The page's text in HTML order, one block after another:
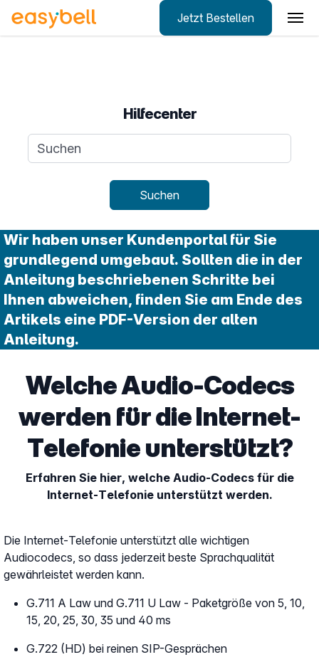
Jetzt Bestellen
Hilfecenter
Suchanfrage
Suchen
Wir haben unser Kundenportal für Sie
grundlegend umgebaut. Sollten die in der
Anleitung beschriebenen Schritte bei
Ihnen abweichen, finden Sie am Ende des
Artikels eine PDF-Version der alten
Anleitung.
Welche Audio-Codecs
werden für die Internet-
Telefonie unterstützt?
Erfahren Sie hier, welche Audio-Codecs für die
Internet-Telefonie unterstützt werden.
Die Internet-Telefonie unterstützt alle wichtigen
Audiocodecs, so dass jederzeit beste Sprachqualität
gewährleistet werden kann.
G.711 A Law und G.711 U Law - Paketgröße von 5, 10,
15, 20, 25, 30, 35 und 40 ms
G.722 (HD) bei reinen SIP-Gesprächen